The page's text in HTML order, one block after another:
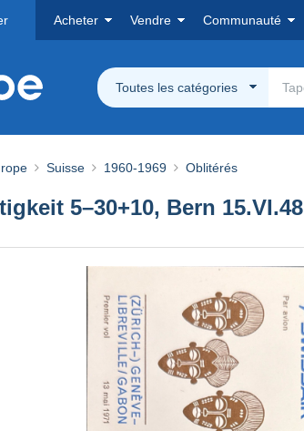
Acheter Vendre Communauté
Toutes les catégories
Suisse 1960-1969 Oblitérés
5–30+10, Bern 15.VI.48